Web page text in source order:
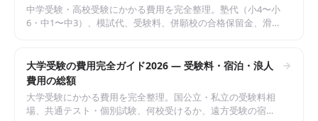
中学受験・高校受験にかかる費用を完全整理。塾代（小4〜小
6・中1〜中3）、模試代、受験料、併願校の合格保留金、滑り
大学受験の費用完全ガイド2026 — 受験料・宿泊・浪人
費用の総額
大学受験にかかる費用を完全整理。国公立・私立の受験料相
場、共通テスト・個別試験、何校受けるか、遠方受験の宿泊